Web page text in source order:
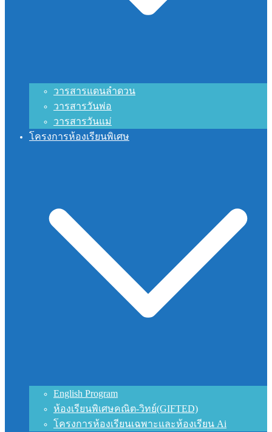
วารสารแดนลำดวน
วารสารวันพ่อ
วารสารวันแม่
โครงการห้องเรียนพิเศษ
English Program
ห้องเรียนพิเศษคณิต-วิทย์(GIFTED)
โครงการห้องเรียนเฉพาะและห้องเรียน Ai